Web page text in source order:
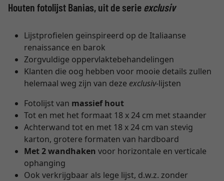
Houten fotolijst Banias, uit de serieexclusiv
Lijstprofielen geïnspireerd op de Italiaanse
renaissance en barok
Zorgvuldige oppervlaktebehandelingen
Klanten die oog hebben voor mooie details zullen
helemaal weg zijn van deze exclusiv-lijsten
Fotolijst van massief hout
Tot en met het formaat 18 x 24 cm met staander
Achterwand tot en met 18 x 24 cm van stevig
karton, grotere formaten van hardboard
Met 2 wandhaken voor horizontale en verticale
ophanging
Ook verkrijgbaar als lege lijst, d.w.z. zonder